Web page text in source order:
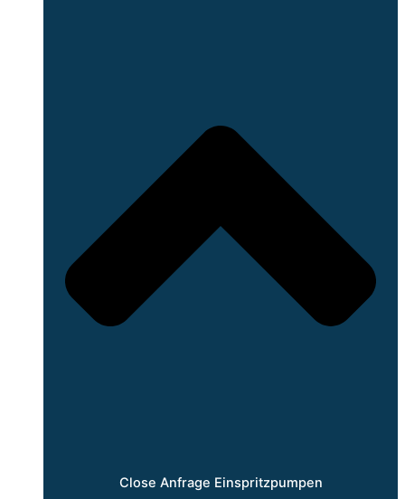
Close Anfrage Einspritzpumpen